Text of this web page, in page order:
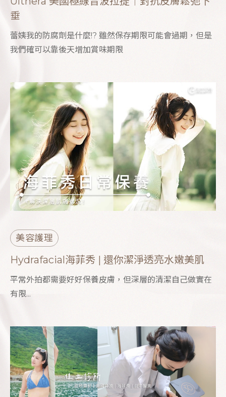
垂
蕾姨我的防腐劑是什麼!? 雖然保存期限可能會過期，但是
我們確可以靠後天增加賞味期限
美容護理
Hydrafacial海菲秀 | 還你潔淨透亮水嫩美肌
平常外拍都需要好好保養皮膚，但深層的清潔自己做實在
有限...